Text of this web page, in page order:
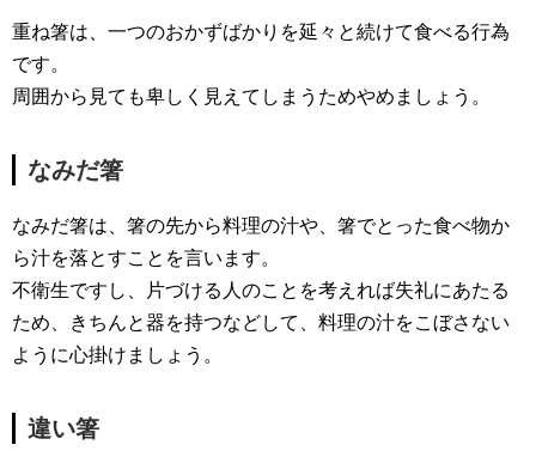
重ね箸は、一つのおかずばかりを延々と続けて食べる行為
です。
周囲から見ても卑しく見えてしまうためやめましょう。
なみだ箸
なみだ箸は、箸の先から料理の汁や、箸でとった食べ物か
ら汁を落とすことを言います。
不衛生ですし、片づける人のことを考えれば失礼にあたる
ため、きちんと器を持つなどして、料理の汁をこぼさない
ように心掛けましょう。
違い箸